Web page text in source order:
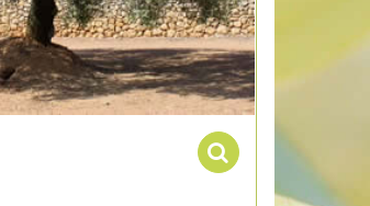
Seleccionar